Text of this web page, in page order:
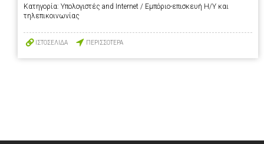
Κατηγορία: Υπολογιστές and Internet / Εμπόριο-επισκευή Η/Υ και
τηλεπικοινωνίας
ΙΣΤΟΣΕΛΙΔΑ ΠΕΡΙΣΣΟΤΕΡΑ